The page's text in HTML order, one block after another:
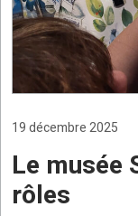
19 décembre 2025
Le musée
rôles